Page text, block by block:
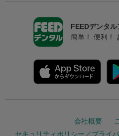
FEEDデンタル
簡単！ 便利！
会社概要
セキュリティポリシー／プライ